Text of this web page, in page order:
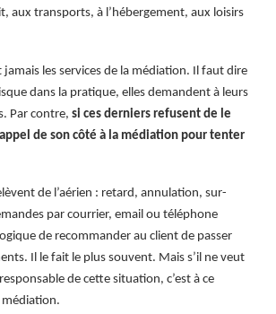
aux transports, à l’hébergement, aux loisirs
les services de la médiation. Il faut dire
dans la pratique, elles demandent à leurs
Par contre, si ces derniers refusent de le
de son côté à la médiation pour tenter
de l’aérien : retard, annulation, sur-
par courrier, email ou téléphone
de recommander au client de passer
Il le fait le plus souvent. Mais s’il ne veut
de cette situation, c’est à ce
médiation.